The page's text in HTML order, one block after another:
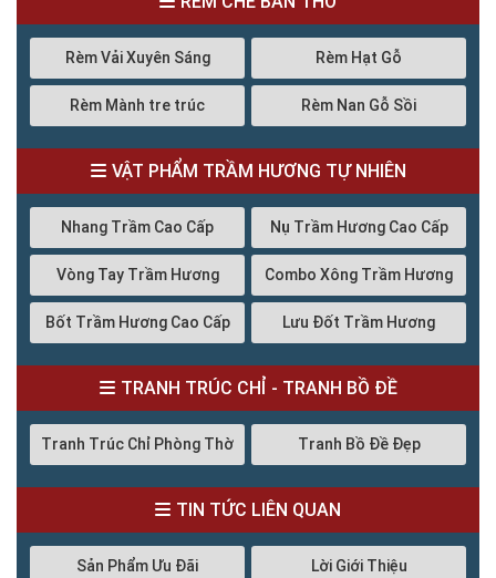
Rèm Vải Xuyên Sáng Rèm Hạt Gỗ
Rèm Mành tre trúc Rèm Nan Gỗ Sồi
VẬT PHẨM TRẦM HƯƠNG TỰ NHIÊN
Nhang Trầm Cao Cấp Nụ Trầm Hương Cao Cấp
Vòng Tay Trầm Hương Combo Xông Trầm Hương
Bốt Trầm Hương Cao Cấp Lưu Đốt Trầm Hương
TRANH TRÚC CHỈ - TRANH BỒ ĐỀ
Tranh Trúc Chỉ Phòng Thờ Tranh Bồ Đề Đẹp
TIN TỨC LIÊN QUAN
Sản Phẩm Ưu Đãi Lời Giới Thiệu